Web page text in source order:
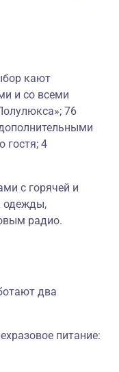
кают
и со всеми
76
гостя; 4
с горячей и
одежды,
радио.
два
питание: